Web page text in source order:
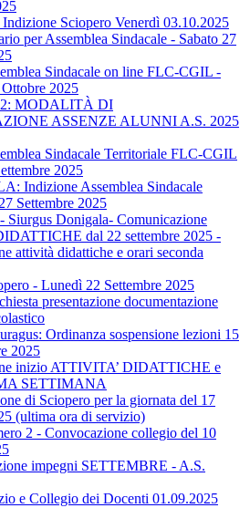
Sciopero Venerdì 03.10.2025
per Assemblea Sindacale - Sabato 27
Sindacale on line FLC-CGIL -
2025
MODALITÀ DI
ASSENZE ALUNNI A.S. 2025
Sindacale Territoriale FLC-CGIL
2025
Indizione Assemblea Sindacale
Settembre 2025
Siurgus Donigala- Comunicazione
dal 22 settembre 2025 -
attività didattiche e orari seconda
- Lunedì 22 Settembre 2025
presentazione documentazione
Ordinanza sospensione lezioni 15
2025
inizio ATTIVITA’ DIDATTICHE e
SETTIMANA
di Sciopero per la giornata del 17
(ultima ora di servizio)
2 - Convocazione collegio del 10
impegni SETTEMBRE - A.S.
e Collegio dei Docenti 01.09.2025